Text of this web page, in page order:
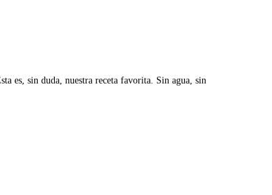
es, sin duda, nuestra receta favorita. Sin agua, sin